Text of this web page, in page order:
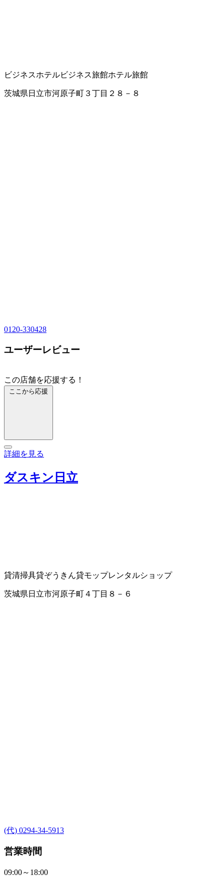
ビジネスホテルビジネス旅館ホテル旅館
茨城県日立市河原子町３丁目２８－８
0120-330428
ユーザーレビュー
この店舗を応援する！
ここから応援
詳細を見る
ダスキン日立
貸清掃具貸ぞうきん貸モップレンタルショップ
茨城県日立市河原子町４丁目８－６
(代) 0294-34-5913
営業時間
09:00～18:00